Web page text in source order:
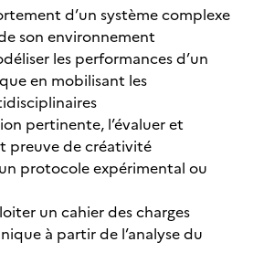
d’un système complexe
son environnement
les performances d’un
en mobilisant les
pertinente, l’évaluer et
preuve de créativité
protocole expérimental ou
un cahier des charges
à partir de l’analyse du